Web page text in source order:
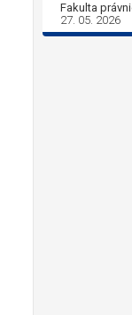
Fakulta
27. 05. 2026